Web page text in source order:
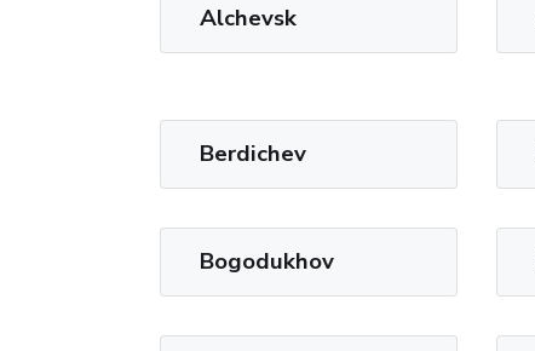
Alchevsk
Berdichev
Bogodukhov